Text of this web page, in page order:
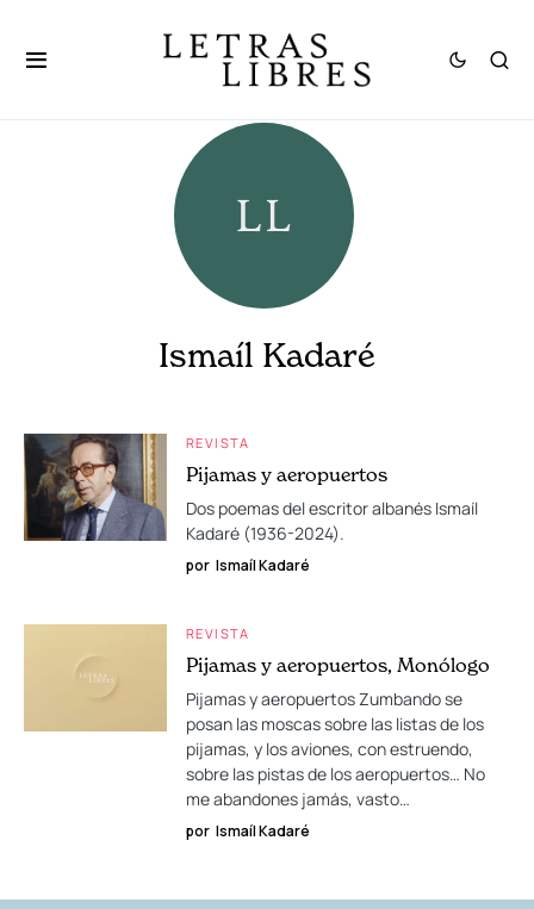
Ismaíl Kadaré
REVISTA
Pijamas y aeropuertos
Dos poemas del escritor albanés Ismaíl
Kadaré (1936-2024).
por Ismaíl Kadaré
REVISTA
Pijamas y aeropuertos, Monólogo
Pijamas y aeropuertos Zumbando se
posan las moscas sobre las listas de los
pijamas, y los aviones, con estruendo,
sobre las pistas de los aeropuertos… No
me abandones jamás, vasto…
por Ismaíl Kadaré